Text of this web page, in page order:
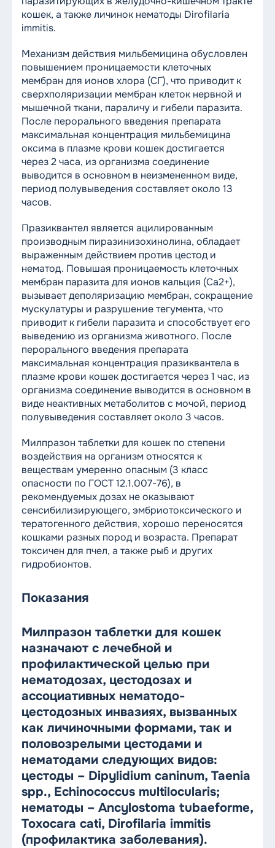
кошек, а также личинок нематоды Dirofilaria
immitis.
Механизм действия мильбемицина обусловлен
повышением проницаемости клеточных
мембран для ионов хлора (СГ), что приводит к
сверхполяризации мембран клеток нервной и
мышечной ткани, параличу и гибели паразита.
После перорального введения препарата
максимальная концентрация мильбемицина
оксима в плазме крови кошек достигается
через 2 часа, из организма соединение
выводится в основном в неизмененном виде,
период полувыведения составляет около 13
часов.
Празиквантел является ацилированным
производным пиразинизохинолина, обладает
выраженным действием против цестод и
нематод. Повышая проницаемость клеточных
мембран паразита для ионов кальция (Са2+),
вызывает деполяризацию мембран, сокращение
мускулатуры и разрушение тегумента, что
приводит к гибели паразита и способствует его
выведению из организма животного. После
перорального введения препарата
максимальная концентрация празиквантела в
плазме крови кошек достигается через 1 час, из
организма соединение выводится в основном в
виде неактивных метаболитов с мочой, период
полувыведения составляет около 3 часов.
Милпразон таблетки для кошек по степени
воздействия на организм относятся к
веществам умеренно опасным (3 класс
опасности по ГОСТ 12.1.007-76), в
рекомендуемых дозах не оказывают
сенсибилизирующего, эмбриотоксического и
тератогенного действия, хорошо переносятся
кошками разных пород и возраста. Препарат
токсичен для пчел, а также рыб и других
гидробионтов.
Показания
Милпразон таблетки для кошек
назначают с лечебной и
профилактической целью при
нематодозах, цестодозах и
ассоциативных нематодо-
цестодозных инвазиях, вызванных
как личиночными формами, так и
половозрелыми цестодами и
нематодами следующих видов:
цестоды – Dipylidium caninum, Taenia
spp., Echinococcus multilocularis;
нематоды – Ancylostoma tubaeforme,
Toxocara cati, Dirofilaria immitis
(профилактика заболевания).